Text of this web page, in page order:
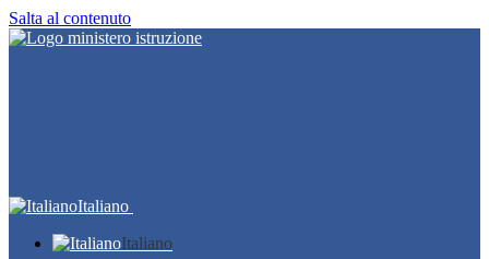
Salta al contenuto
Italiano
Italiano